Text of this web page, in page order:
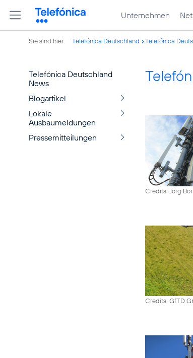
Unternehmen
Sie sind hier: Telefónica Deutschland Telefónica
Telefónica Deutschland
News
Blogartikel
Lokale
Ausbaumeldungen
Pressemitteilungen
Credits: Jörg
Credits: GfTD